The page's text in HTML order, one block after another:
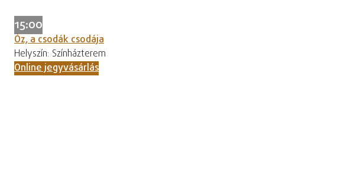
15:00
Óz, a csodák csodája
Helyszín: Színházterem
Online jegyvásárlás